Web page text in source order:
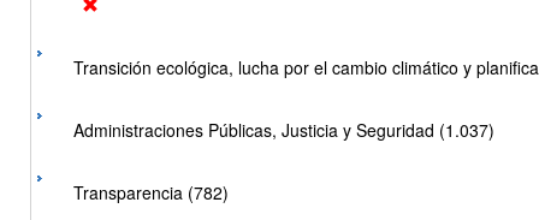
Transición ecológica, lucha por el cambio climático y
Administraciones Públicas, Justicia y Seguridad (1.037)
Transparencia (782)